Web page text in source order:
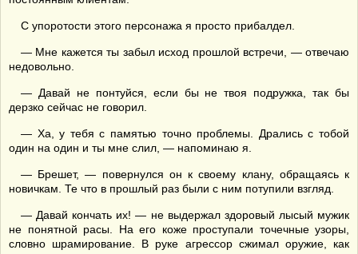
С упоротости этого персонажа я просто прибалдел.
— Мне кажется ты забыл исход прошлой встречи, — отвечаю
недовольно.
— Давай не понтуйся, если бы не твоя подружка, так бы
дерзко сейчас не говорил.
— Ха, у тебя с памятью точно проблемы. Дрались с тобой
один на один и ты мне слил, — напоминаю я.
— Брешет, — повернулся он к своему клану, обращаясь к
новичкам. Те что в прошлый раз были с ним потупили взгляд.
— Давай кончать их! — не выдержал здоровый лысый мужик
не понятной расы. На его коже проступали точечные узоры,
словно шрамирование. В руке агрессор сжимал оружие, как